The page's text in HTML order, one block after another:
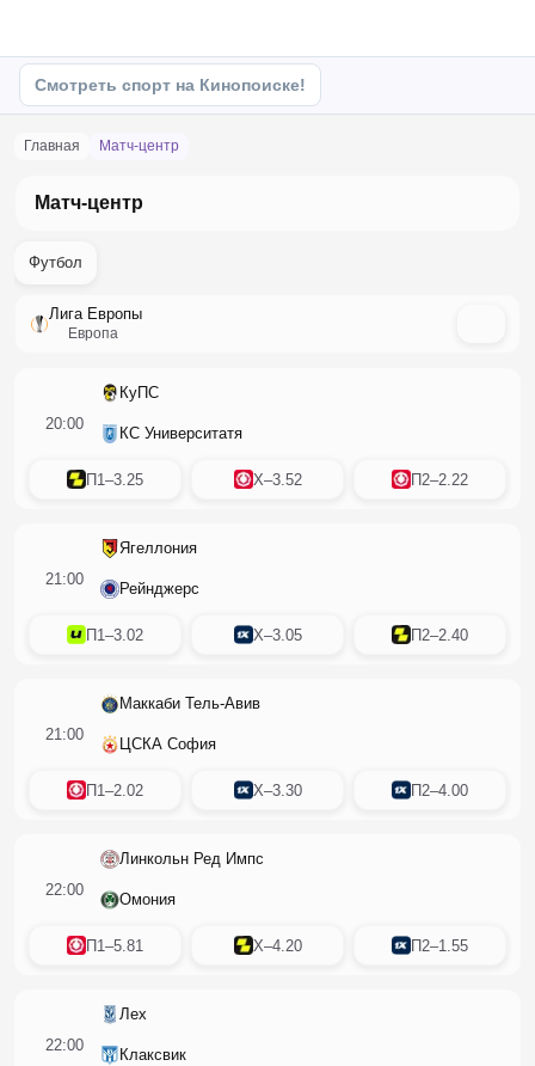
Смотреть спорт на Кинопоиске!
Главная матч-центр
Матч-центр
Футбол
Лига Европы
Европа
20:00
КуПС
КС Университатя
П1–3.25 X–3.52 П2–2.22
21:00
Ягеллония
Рейнджерс
П1–3.02 X–3.05 П2–2.40
21:00
Маккаби Тель-Авив
ЦСКА София
П1–2.02 X–3.30 П2–4.00
22:00
Линкольн Ред Импс
Омония
П1–5.81 X–4.20 П2–1.55
22:00
Лех
Клаксвик